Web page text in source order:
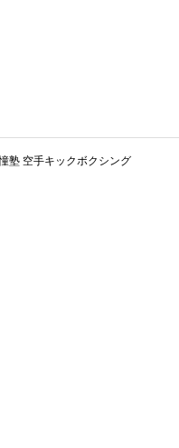
塾 空手キックボクシング